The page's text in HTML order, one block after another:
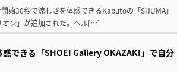
始30秒で涼しさを体感できるKabutoの「SHUMA」
オン」が追加された。ヘル[…]
できる「SHOEI Gallery OKAZAKI」で自分